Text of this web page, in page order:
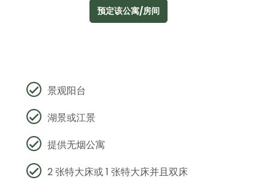
预定该公寓/房间
景观阳台
湖景或江景
提供无烟公寓
2 张特大床或 1 张特大床并且双床